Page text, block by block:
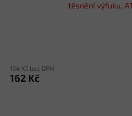
těsnění výfuku,
134 Kč bez DPH
162 Kč